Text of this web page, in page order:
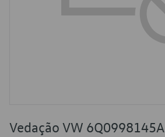
Vedação VW 6Q0998145A